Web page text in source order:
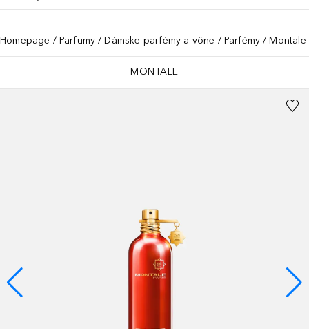
Homepage Parfumy Dámske parfémy a vône Parfémy Montale
MONTALE